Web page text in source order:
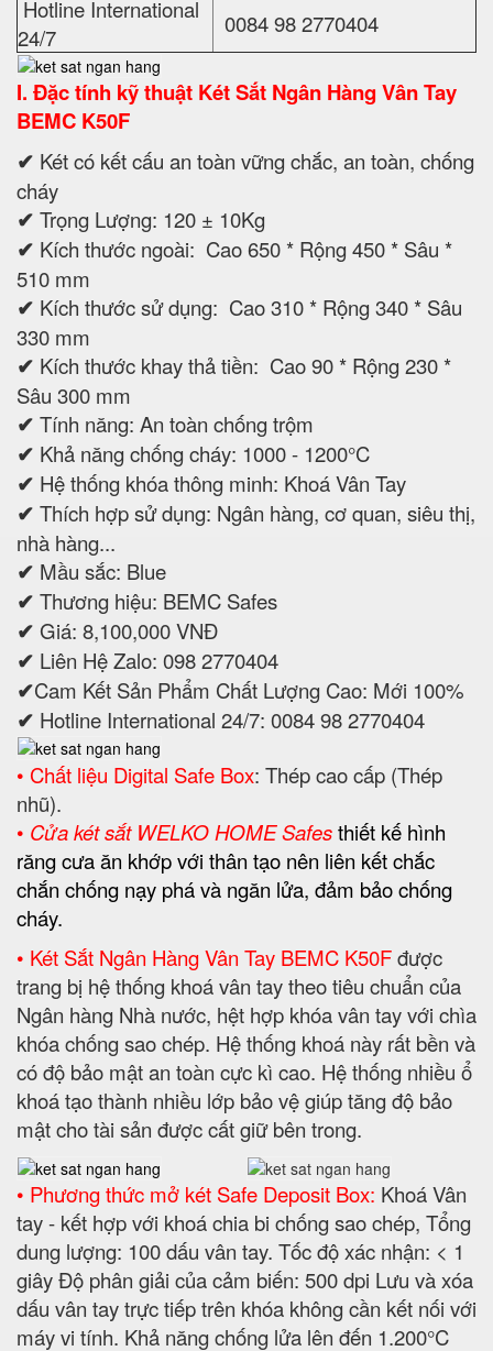
Hotline International
24/7
0084 98 2770404
I. Đặc tính kỹ thuật Két Sắt Ngân Hàng Vân Tay
BEMC K50F
✔ Két có kết cấu an toàn vững chắc, an toàn, chống
cháy
✔ Trọng Lượng: 120 ± 10Kg
✔ Kích thước ngoài: Cao 650 * Rộng 450 * Sâu *
510 mm
✔ Kích thước sử dụng: Cao 310 * Rộng 340 * Sâu
330 mm
✔ Kích thước khay thả tiền: Cao 90 * Rộng 230 *
Sâu 300 mm
✔ Tính năng: An toàn chống trộm
✔ Khả năng chống cháy: 1000 - 1200°C
✔ Hệ thống khóa thông minh: Khoá Vân Tay
✔ Thích hợp sử dụng: Ngân hàng, cơ quan, siêu thị,
nhà hàng...
✔ Mầu sắc: Blue
✔ Thương hiệu: BEMC Safes
✔ Giá: 8,100,000 VNĐ
✔ Liên Hệ Zalo: 098 2770404
✔Cam Kết Sản Phẩm Chất Lượng Cao: Mới 100%
✔ Hotline International 24/7: 0084 98 2770404
• Chất liệu Digital Safe Box: Thép cao cấp (Thép
nhũ).
• Cửa két sắt WELKO HOME Safesthiết kế hình
răng cưa ăn khớp với thân tạo nên liên kết chắc
chắn chống nạy phá và ngăn lửa, đảm bảo chống
cháy.
• Két Sắt Ngân Hàng Vân Tay BEMC K50Fđược
trang bị hệ thống khoá vân tay theo tiêu chuẩn của
Ngân hàng Nhà nước, hệt hợp khóa vân tay với chìa
khóa chống sao chép. Hệ thống khoá này rất bền và
có độ bảo mật an toàn cực kì cao. Hệ thống nhiều ổ
khoá tạo thành nhiều lớp bảo vệ giúp tăng độ bảo
mật cho tài sản được cất giữ bên trong.
• Phương thức mở két Safe Deposit Box: Khoá Vân
tay - kết hợp với khoá chia bi chống sao chép, Tổng
dung lượng: 100 dấu vân tay. Tốc độ xác nhận: < 1
giây Độ phân giải của cảm biến: 500 dpi Lưu và xóa
dấu vân tay trực tiếp trên khóa không cần kết nối với
máy vi tính. Khả năng chống lửa lên đến 1.200°C